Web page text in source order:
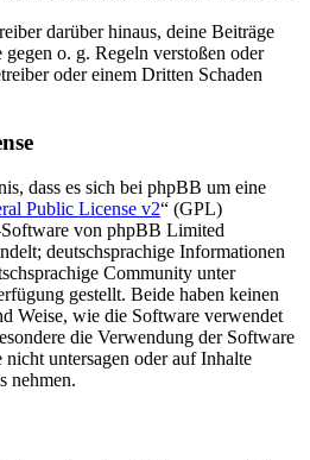
darüber hinaus, deine Beiträge
gegen o. g. Regeln verstoßen oder
oder einem Dritten Schaden
dass es sich bei phpBB um eine
Public License v2“ (GPL)
Software von phpBB Limited
deutschsprachige Informationen
Community unter
gestellt. Beide haben keinen
Weise, wie die Software verwendet
die Verwendung der Software
untersagen oder auf Inhalte
nehmen.